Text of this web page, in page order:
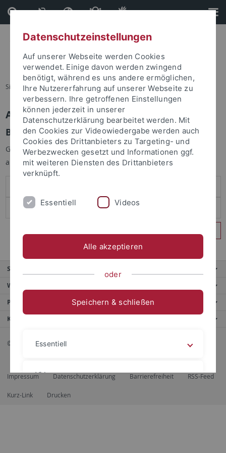
Direkt
zum
Inhalt
Direkt
zur
Fußleiste
Sie sind hier: Startseite
Anmelden
Benutzeranmeldung
Geben Sie Ihren Benutzernamen und Ihr Passwort an um sich
anzumelden:
Service
Weitere Angebote
Portale
Kontaktinfo
© 2026 Eberhard Karls Universität Tübingen, Tübingen
Impressum Datenschutzerklärung Barrierefreiheit RSS-Feed
Kurz-Link Drucken
Datenschutzeinstellungen
Auf unserer Webseite werden Cookies
verwendet. Einige davon werden zwingend
benötigt, während es uns andere ermöglichen,
Ihre Nutzererfahrung auf unserer Webseite zu
verbessern. Ihre getroffenen Einstellungen
können jederzeit in unserer
Datenschutzerklärung bearbeitet werden. Mit
den Cookies zur Videowiedergabe werden auch
Cookies des Drittanbieters zu Targeting- und
Werbezwecken gesetzt und Informationen ggf.
mit weiteren Diensten des Drittanbieters
verknüpft.
Essentiell Videos
Alle akzeptieren
oder
Speichern & schließen
Essentiell
Videos